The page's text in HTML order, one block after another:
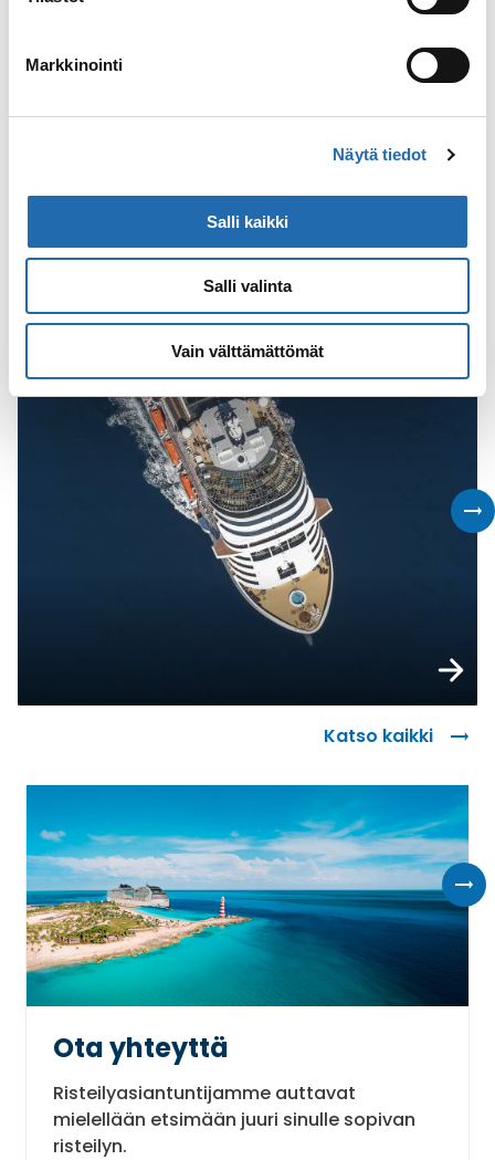
Markkinointi
Näytä tiedot
Salli kaikki
Salli valinta
Vain välttämättömät
Katso kaikki
Varaa risteilyt varustamoittain
MSC Cruises
Varaa
Katso kaikki
Ota yhteyttä
Risteilyasiantuntijamme auttavat
mielellään etsimään juuri sinulle sopivan
risteilyn.